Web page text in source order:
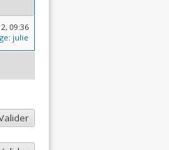
09:36
: julie